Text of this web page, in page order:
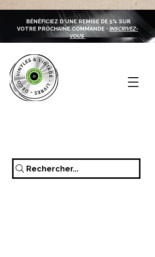
BÉNÉFICIEZ D'UNE REMISE DE 5% SUR
VOTRE PROCHAINE COMMANDE • INSCRIVEZ-
VOUS
Rechercher...